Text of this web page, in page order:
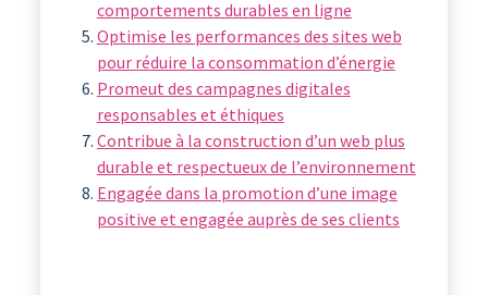
comportements durables en ligne
Optimise les performances des sites web
pour réduire la consommation d’énergie
Promeut des campagnes digitales
responsables et éthiques
Contribue à la construction d’un web plus
durable et respectueux de l’environnement
Engagée dans la promotion d’une image
positive et engagée auprès de ses clients